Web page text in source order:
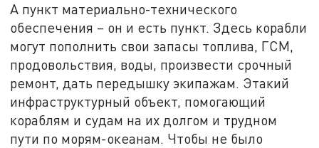
А пункт материально-технического
обеспечения – он и есть пункт. Здесь корабли
могут пополнить свои запасы топлива, ГСМ,
продовольствия, воды, произвести срочный
ремонт, дать передышку экипажам. Этакий
инфраструктурный объект, помогающий
кораблям и судам на их долгом и трудном
пути по морям-океанам. Чтобы не было